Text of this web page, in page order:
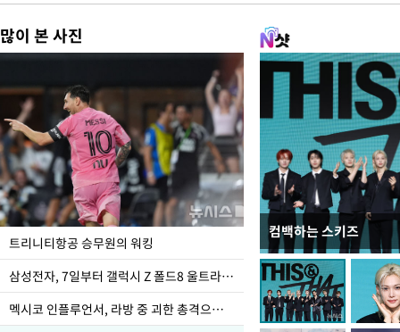
많이 본 사진
트리니티항공 승무원의 워킹
삼성전자, 7일부터 갤럭시 Z 폴드8 울트라·폴드8·플립8 출시
멕시코 인플루언서, 라방 중 괴한 총격으로 사망
컴백하는 스키즈
입추 하루 앞둔 전남
폭염